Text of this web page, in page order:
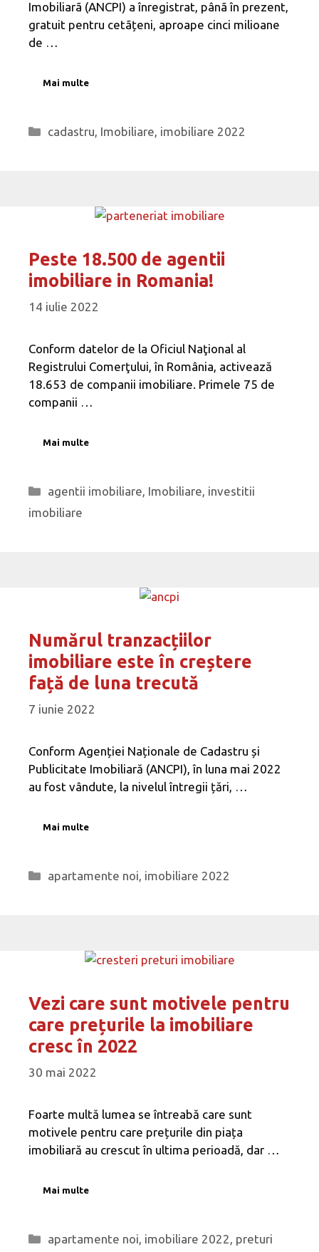
Imobiliarã (ANCPI) a înregistrat, pânã în prezent,
gratuit pentru cetãțeni, aproape cinci milioane
de …
Mai multe
Categorii
cadastru, Imobiliare, imobiliare 2022
Peste 18.500 de agentii
imobiliare in Romania!
14 iulie 2022
Conform datelor de la Oficiul Naţional al
Registrului Comerţului, în România, activează
18.653 de companii imobiliare. Primele 75 de
companii …
Mai multe
Categorii
agentii imobiliare, Imobiliare, investitii
imobiliare
Numărul tranzacțiilor
imobiliare este în creștere
față de luna trecută
7 iunie 2022
Conform Agenției Naționale de Cadastru și
Publicitate Imobiliară (ANCPI), în luna mai 2022
au fost vândute, la nivelul întregii țări, …
Mai multe
Categorii
apartamente noi, imobiliare 2022
Vezi care sunt motivele pentru
care prețurile la imobiliare
cresc în 2022
30 mai 2022
Foarte multă lumea se întreabă care sunt
motivele pentru care prețurile din piața
imobiliară au crescut în ultima perioadă, dar …
Mai multe
Categorii
apartamente noi, imobiliare 2022, preturi